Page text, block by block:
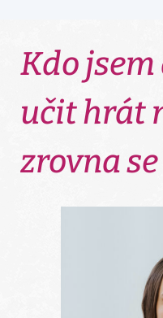
Kdo jsem
učit hrát
zrovna